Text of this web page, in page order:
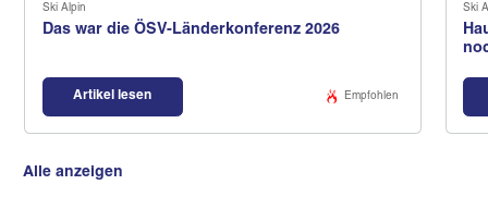
Ski Alpin
Das war die ÖSV-Länderkonferenz 2026
Artikel lesen Empfohlen
Ski
Alle anzeigen